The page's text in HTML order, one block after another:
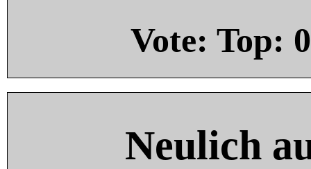
Vote: Top: 0
Neulich